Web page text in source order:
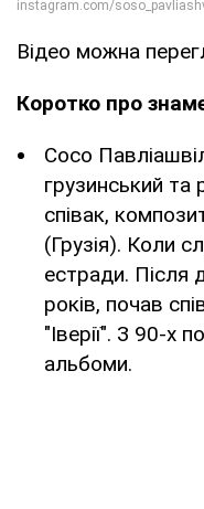
Відео можна
Коротко про
Сосо
грузинський та
співак,
(Грузія). Коли
естради. Після
років, почав
"Іверії". З 90-х
альбоми.